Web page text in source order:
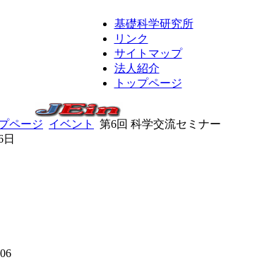
基礎科学研究所
リンク
サイトマップ
法人紹介
トップページ
ページ イベント
第6回 科学交流セミナー